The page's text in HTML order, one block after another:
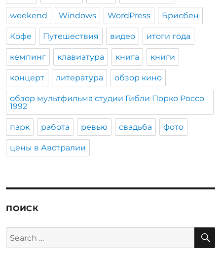
weekend Windows WordPress Брисбен
Кофе Путешествия видео итоги года
кемпинг клавиатура книга книги
концерт литература обзор кино
обзор мультфильма студии Гибли Порко Россо
1992
парк работа ревью свадьба фото
цены в Австралии
ПОИСК
Search
for: